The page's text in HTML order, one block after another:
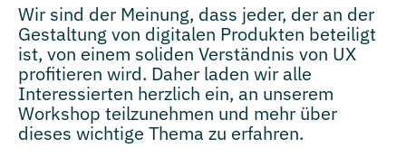
Wir sind der Meinung, dass jeder, der an der
Gestaltung von digitalen Produkten beteiligt
ist, von einem soliden Verständnis von UX
profitieren wird. Daher laden wir alle
Interessierten herzlich ein, an unserem
Workshop teilzunehmen und mehr über
dieses wichtige Thema zu erfahren.